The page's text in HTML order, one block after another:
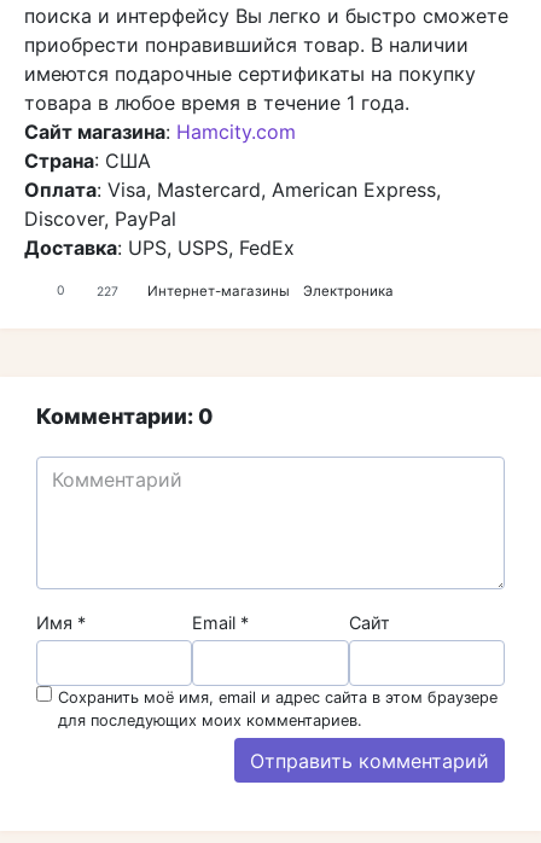
поиска и интерфейсу Вы легко и быстро сможете
приобрести понравившийся товар. В наличии
имеются подарочные сертификаты на покупку
товара в любое время в течение 1 года.
Сайт магазина: Hamcity.com
Страна: США
Оплата: Visa, Mastercard, American Express,
Discover, PayPal
Доставка: UPS, USPS, FedEx
0 227 Интернет-магазины Электроника
Комментарии: 0
Имя * Email * Сайт
Сохранить моё имя, email и адрес сайта в этом браузере
для последующих моих комментариев.